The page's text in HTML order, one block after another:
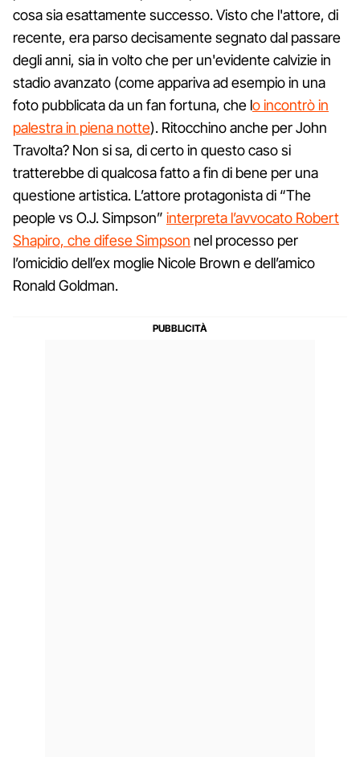
cosa sia esattamente successo. Visto che l'attore, di
recente, era parso decisamente segnato dal passare
degli anni, sia in volto che per un'evidente calvizie in
stadio avanzato (come appariva ad esempio in una
foto pubblicata da un fan fortuna, che lo incontrò in
palestra in piena notte). Ritocchino anche per John
Travolta? Non si sa, di certo in questo caso si
tratterebbe di qualcosa fatto a fin di bene per una
questione artistica. L’attore protagonista di “The
people vs O.J. Simpson” interpreta l’avvocato Robert
Shapiro, che difese Simpson nel processo per
l’omicidio dell’ex moglie Nicole Brown e dell’amico
Ronald Goldman.